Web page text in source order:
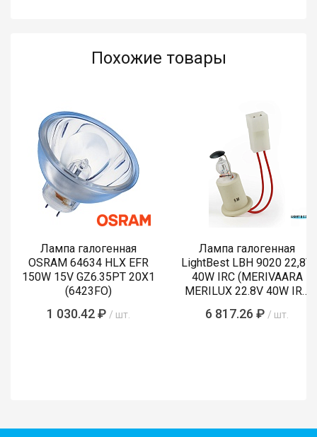
Похожие товары
Лампа галогенная
OSRAM 64634 HLX EFR
150W 15V GZ6.35PT 20X1
(6423FO)
1 030.42 ₽ / шт.
Лампа галогенная
LightBest LBH 9020 22,8V
40W IRC (MERIVAARA
MERILUX 22.8V 40W IRC
6 817.26 ₽ / шт.